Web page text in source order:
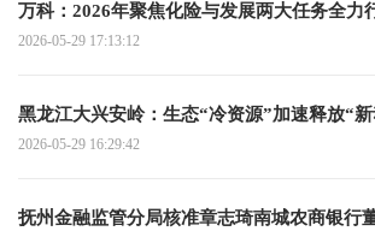
万科：2026年聚焦化险与发展两大任务全力
2026-05-29 17:13:12
黑龙江大兴安岭：生态“冷资源”加速释放“
2026-05-29 16:29:42
抚州金融监管分局核准章志琦南城农商银行